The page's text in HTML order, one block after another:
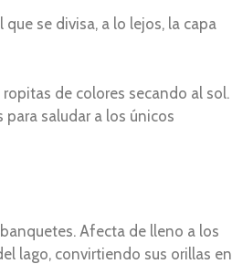
se divisa, a lo lejos, la capa
de colores secando al sol.
saludar a los únicos
Afecta de lleno a los
lago, convirtiendo sus orillas en